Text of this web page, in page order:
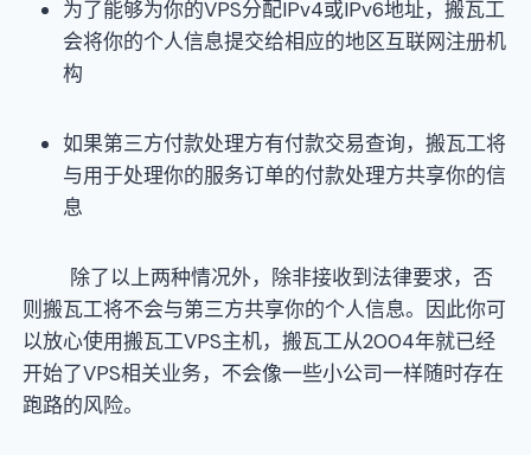
为了能够为你的VPS分配IPv4或IPv6地址，搬瓦工
会将你的个人信息提交给相应的地区互联网注册机
构
如果第三方付款处理方有付款交易查询，搬瓦工将
与用于处理你的服务订单的付款处理方共享你的信
息
除了以上两种情况外，除非接收到法律要求，否
则搬瓦工将不会与第三方共享你的个人信息。因此你可
以放心使用搬瓦工VPS主机，搬瓦工从2004年就已经
开始了VPS相关业务，不会像一些小公司一样随时存在
跑路的风险。